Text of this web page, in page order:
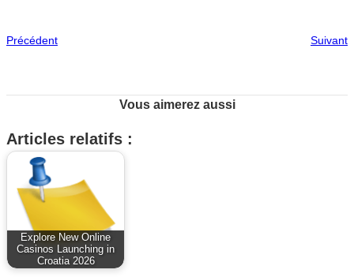
Précédent Suivant
Vous aimerez aussi
Articles relatifs :
Explore New Online
Casinos Launching in
Croatia 2026